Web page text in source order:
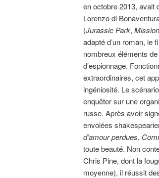
en octobre 2013, avait
Lorenzo di
(Jurassic Park,
adapté d’un roman, le
nombreux éléments
d’espionnage.
extraordinaires, cet
ingéniosité. Le
enquêter sur une
russe. Après avoir
envolées
d’amour perdues,
toute beauté. Non
Chris Pine, dont la
moyenne), il réussit